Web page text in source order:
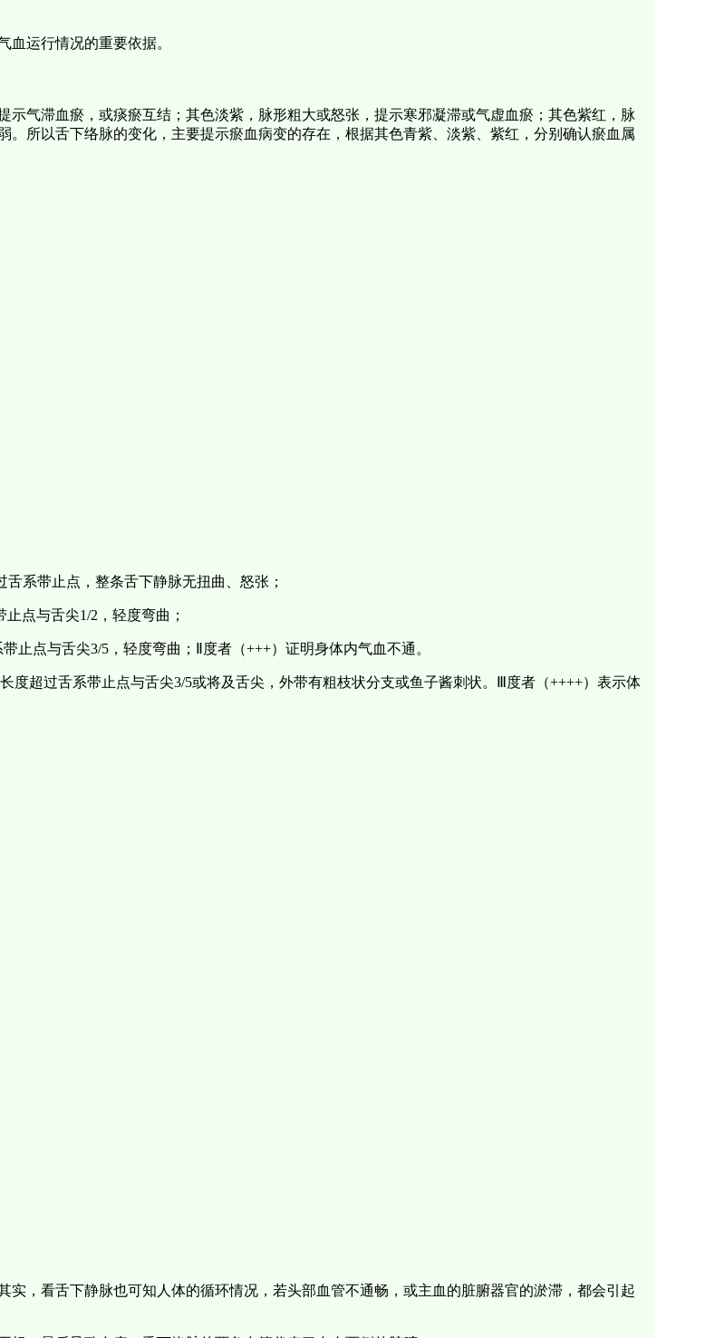
血运行情况的重要依据。
气滞血瘀，或痰瘀互结；其色淡紫，脉形粗大或怒张，提示寒邪凝滞或气虚血瘀；其色紫红，脉
所以舌下络脉的变化，主要提示瘀血病变的存在，根据其色青紫、淡紫、紫红，分别确认瘀血属
系带止点，整条舌下静脉无扭曲、怒张；
点与舌尖1/2，轻度弯曲；
止点与舌尖3/5，轻度弯曲；Ⅱ度者（+++）证明身体内气血不通。
度超过舌系带止点与舌尖3/5或将及舌尖，外带有粗枝状分支或鱼子酱刺状。Ⅲ度者（++++）表示体
，看舌下静脉也可知人体的循环情况，若头部血管不通畅，或主血的脏腑器官的淤滞，都会引起